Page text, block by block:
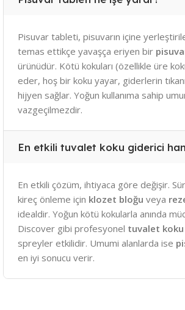
Pisuvar tableti, pisuvarın içine
temas ettikçe yavaşça eriyen bir
ürünüdür. Kötü kokuları (özellikle üre
eder, hoş bir koku yayar, giderlerin
hijyen sağlar. Yoğun kullanıma sahip
vazgeçilmezdir.
En etkili tuvalet koku giderici
En etkili çözüm, ihtiyaca göre değişir.
kireç önleme için klozet bloğu veya
idealdir. Yoğun kötü kokularla anında
Discover gibi profesyonel tuvalet
spreyler etkilidir. Umumi alanlarda ise
en iyi sonucu verir.